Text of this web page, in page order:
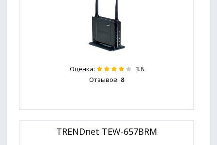
Оценка: 3.8
Отзывов: 8
TRENDnet TEW-657BRM